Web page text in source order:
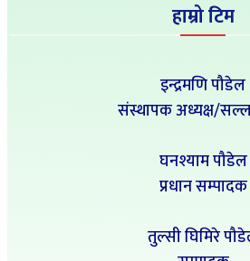
हाम्रो टिम
इन्द्रमणि पौडेल
संस्थापक अध्यक्ष/
घनश्याम पौडेल
प्रधान सम्पादक
तुल्सी घिमिरे